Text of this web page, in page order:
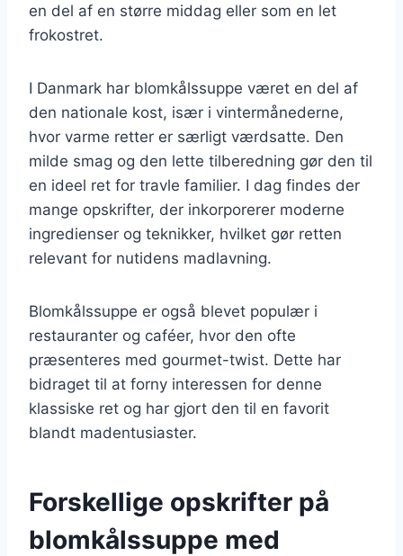
en del af en større middag eller som en let
frokostret.
I Danmark har blomkålssuppe været en del af
den nationale kost, især i vintermånederne,
hvor varme retter er særligt værdsatte. Den
milde smag og den lette tilberedning gør den til
en ideel ret for travle familier. I dag findes der
mange opskrifter, der inkorporerer moderne
ingredienser og teknikker, hvilket gør retten
relevant for nutidens madlavning.
Blomkålssuppe er også blevet populær i
restauranter og caféer, hvor den ofte
præsenteres med gourmet-twist. Dette har
bidraget til at forny interessen for denne
klassiske ret og har gjort den til en favorit
blandt madentusiaster.
Forskellige opskrifter på
blomkålssuppe med